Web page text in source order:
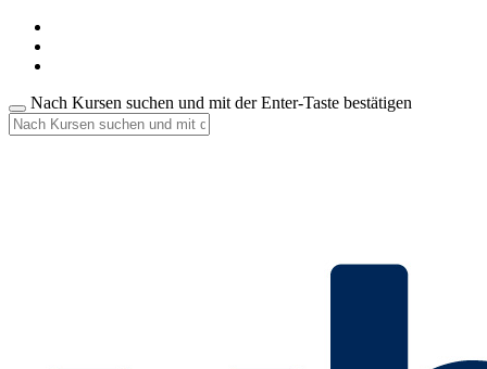
Nach Kursen suchen und mit der Enter-Taste bestätigen